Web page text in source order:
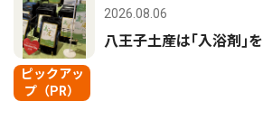
ピックアッ
プ（PR）
2026.08.06
八王子土産は｢入浴剤｣を